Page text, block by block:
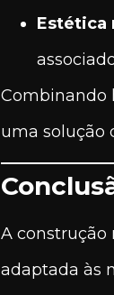
Estética
Combinando
uma solução
A construção
adaptada às